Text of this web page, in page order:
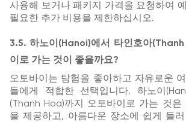
사용해 보거나 패키지 가격을 요청하여
필요한 추가 비용을 제한하십시오.
3.5. 하노이(Hanoi)에서 타인호아
이로 가는 것이 좋을까요?
오토바이는 탐험을 좋아하고 자유로운
들에게 적합한 선택입니다. 하노이
(Thanh Hoa)까지 오토바이로 가는 것은
을 제공하고, 아름다운 장소에 쉽게 들